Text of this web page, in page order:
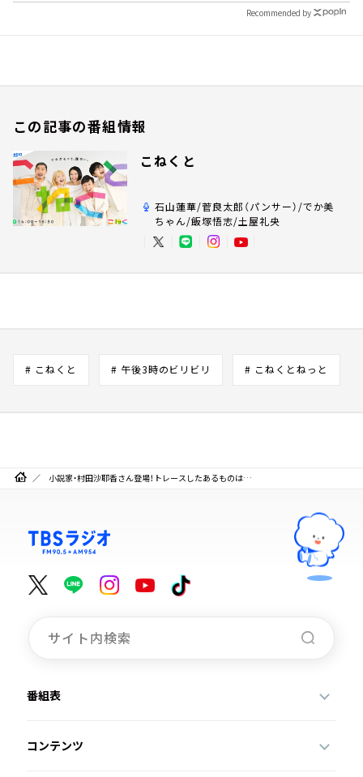
Recommended by
この記事の番組情報
こねくと
石山蓮華/菅良太郎（パンサー）/でか美
ちゃん/飯塚悟志/土屋礼央
# こねくと # 午後3時のビリビリ # こねくとねっと
小説家・村田沙耶香さん登場！トレースしたあるものは…
番組表
コンテンツ